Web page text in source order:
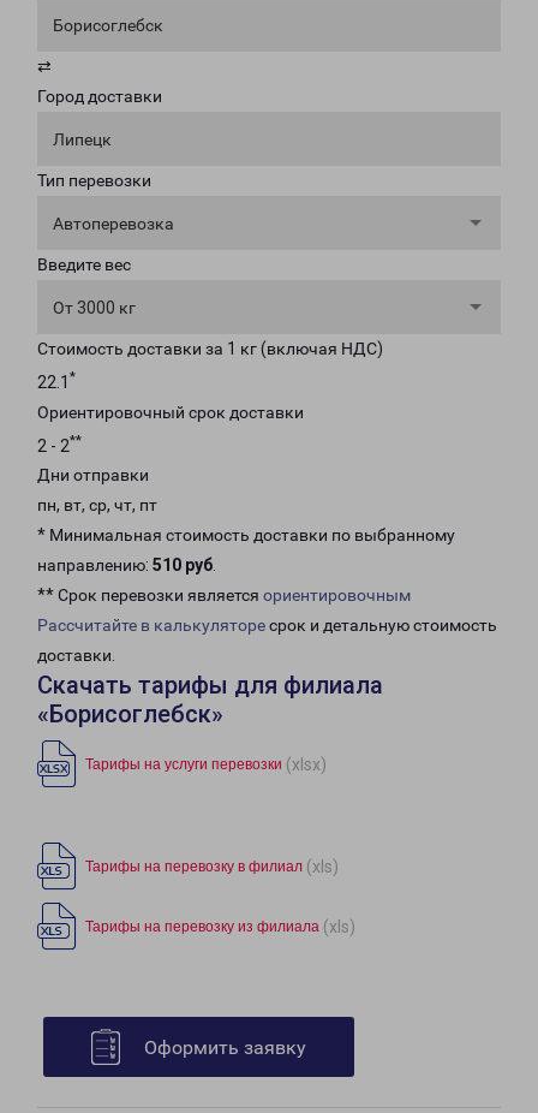
Борисоглебск
⇄
Город доставки
Липецк
Тип перевозки
Автоперевозка
Введите вес
От 3000 кг
Стоимость доставки за 1 кг (включая НДС)
22.1 *
Ориентировочный срок доставки
2 - 2**
Дни отправки
пн, вт, ср, чт, пт
* Минимальная стоимость доставки по выбранному
направлению: 510 руб.
** Срок перевозки является ориентировочным
Рассчитайте в калькуляторесрок и детальную стоимость
доставки.
Скачать тарифы для филиала
«Борисоглебск»
Тарифы на услуги перевозки (xlsx)
Тарифы на перевозку в филиал (xls)
Тарифы на перевозку из филиала (xls)
Оформить заявку